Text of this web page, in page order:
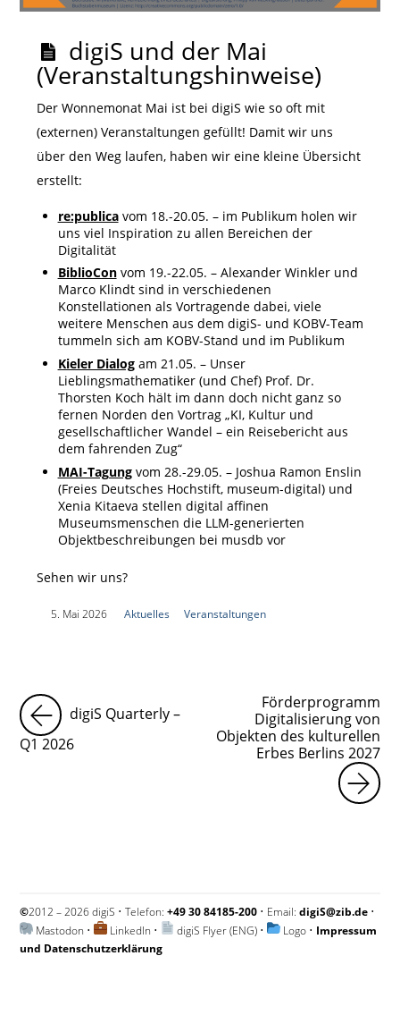
digiS und der Mai
(Veranstaltungshinweise)
Der Wonnemonat Mai ist bei digiS wie so oft mit
(externen) Veranstaltungen gefüllt! Damit wir uns
über den Weg laufen, haben wir eine kleine Übersicht
erstellt:
re:publicavom 18.-20.05. – im Publikum holen wir
uns viel Inspiration zu allen Bereichen der
Digitalität
BiblioConvom 19.-22.05. – Alexander Winkler und
Marco Klindt sind in verschiedenen
Konstellationen als Vortragende dabei, viele
weitere Menschen aus dem digiS- und KOBV-Team
tummeln sich am KOBV-Stand und im Publikum
Kieler Dialogam 21.05. – Unser
Lieblingsmathematiker (und Chef) Prof. Dr.
Thorsten Koch hält im dann doch nicht ganz so
fernen Norden den Vortrag „KI, Kultur und
gesellschaftlicher Wandel – ein Reisebericht aus
dem fahrenden Zug“
MAI-Tagungvom 28.-29.05. – Joshua Ramon Enslin
(Freies Deutsches Hochstift, museum-digital) und
Xenia Kitaeva stellen digital affinen
Museumsmenschen die LLM-generierten
Objektbeschreibungen bei musdb vor
Sehen wir uns?
5. Mai 2026 Aktuelles Veranstaltungen
digiS Quarterly –
Q1 2026
Förderprogramm
Digitalisierung von
Objekten des kulturellen
Erbes Berlins 2027
©2012 – 2026 digiS • Telefon:+49 30 84185-200 • Email:digiS@zib.de •
Mastodon • LinkedIn • digiS Flyer (ENG) • Logo • Impressum
und Datenschutzerklärung